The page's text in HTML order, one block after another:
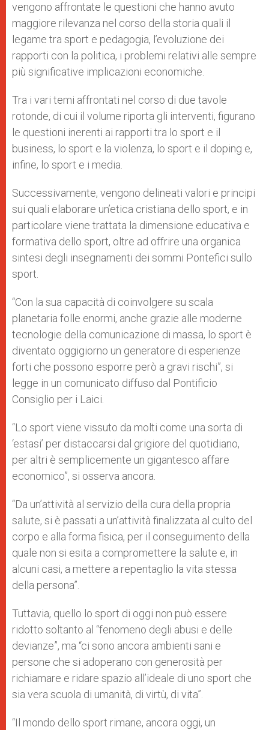
vengono affrontate le questioni che hanno avuto
maggiore rilevanza nel corso della storia quali il
legame tra sport e pedagogia, l’evoluzione dei
rapporti con la politica, i problemi relativi alle sempre
più significative implicazioni economiche.
Tra i vari temi affrontati nel corso di due tavole
rotonde, di cui il volume riporta gli interventi, figurano
le questioni inerenti ai rapporti tra lo sport e il
business, lo sport e la violenza, lo sport e il doping e,
infine, lo sport e i media.
Successivamente, vengono delineati valori e principi
sui quali elaborare un’etica cristiana dello sport, e in
particolare viene trattata la dimensione educativa e
formativa dello sport, oltre ad offrire una organica
sintesi degli insegnamenti dei sommi Pontefici sullo
sport.
“Con la sua capacità di coinvolgere su scala
planetaria folle enormi, anche grazie alle moderne
tecnologie della comunicazione di massa, lo sport è
diventato oggigiorno un generatore di esperienze
forti che possono esporre però a gravi rischi”, si
legge in un comunicato diffuso dal Pontificio
Consiglio per i Laici.
“Lo sport viene vissuto da molti come una sorta di
‘estasi’ per distaccarsi dal grigiore del quotidiano,
per altri è semplicemente un gigantesco affare
economico”, si osserva ancora.
“Da un’attività al servizio della cura della propria
salute, si è passati a un’attività finalizzata al culto del
corpo e alla forma fisica, per il conseguimento della
quale non si esita a compromettere la salute e, in
alcuni casi, a mettere a repentaglio la vita stessa
della persona”.
Tuttavia, quello lo sport di oggi non può essere
ridotto soltanto al “fenomeno degli abusi e delle
devianze”, ma “ci sono ancora ambienti sani e
persone che si adoperano con generosità per
richiamare e ridare spazio all’ideale di uno sport che
sia vera scuola di umanità, di virtù, di vita”.
“Il mondo dello sport rimane, ancora oggi, un